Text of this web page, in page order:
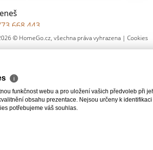
668 443
© HomeGo.cz, všechna práva vyhrazena | Cookies
ℹ
funkčnost webu a pro uložení vašich předvoleb při
obsahu prezentace. Nejsou určeny k
potřebujeme váš souhlas.